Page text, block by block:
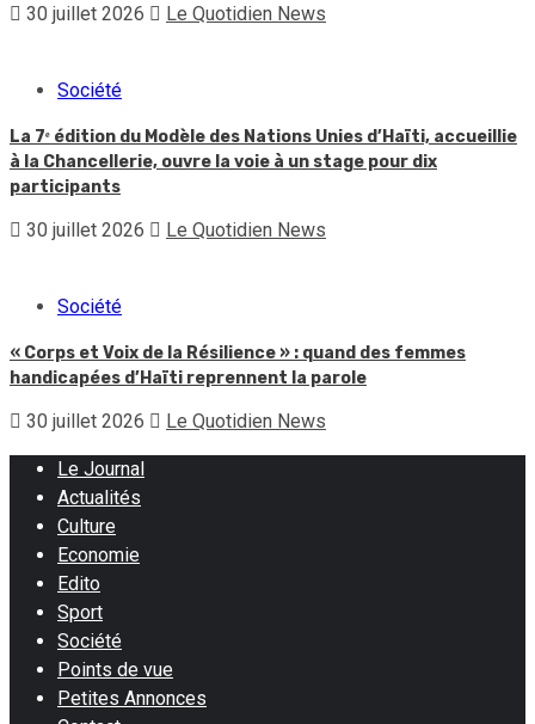
30 juillet 2026 Le Quotidien News
Société
La 7ᵉ édition du Modèle des Nations Unies d’Haïti, accueillie
à la Chancellerie, ouvre la voie à un stage pour dix
participants
30 juillet 2026 Le Quotidien News
Société
« Corps et Voix de la Résilience » : quand des femmes
handicapées d’Haïti reprennent la parole
30 juillet 2026 Le Quotidien News
Le Journal
Actualités
Culture
Economie
Edito
Sport
Société
Points de vue
Petites Annonces